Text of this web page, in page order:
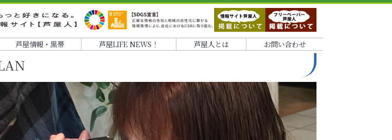
芦屋情報・黒帯 芦屋LIFE NEWS！ 芦屋人とは お問い合わせ